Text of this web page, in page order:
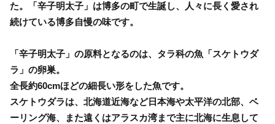
た。「辛子明太子」は博多の町で生誕し、人々に長く愛され
続けている博多自慢の味です。
「辛子明太子」の原料となるのは、タラ科の魚「スケトウダ
ラ」の卵巣。
全長約60cmほどの細長い形をした魚です。
スケトウダラは、北海道近海など日本海や太平洋の北部、ベ
ーリング海、また遠くはアラスカ湾まで主に北海に生息して